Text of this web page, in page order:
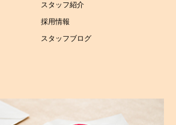
スタッフ紹介
採用情報
スタッフブログ